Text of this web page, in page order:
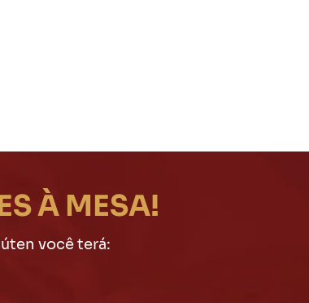
À MESA!
você terá: